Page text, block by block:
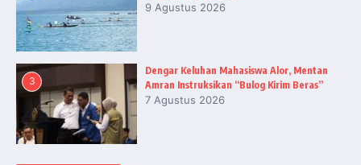
9 Agustus 2026
3
Dengar Keluhan Mahasiswa Alor, Mentan
Amran Instruksikan “Bulog Kirim Beras”
7 Agustus 2026